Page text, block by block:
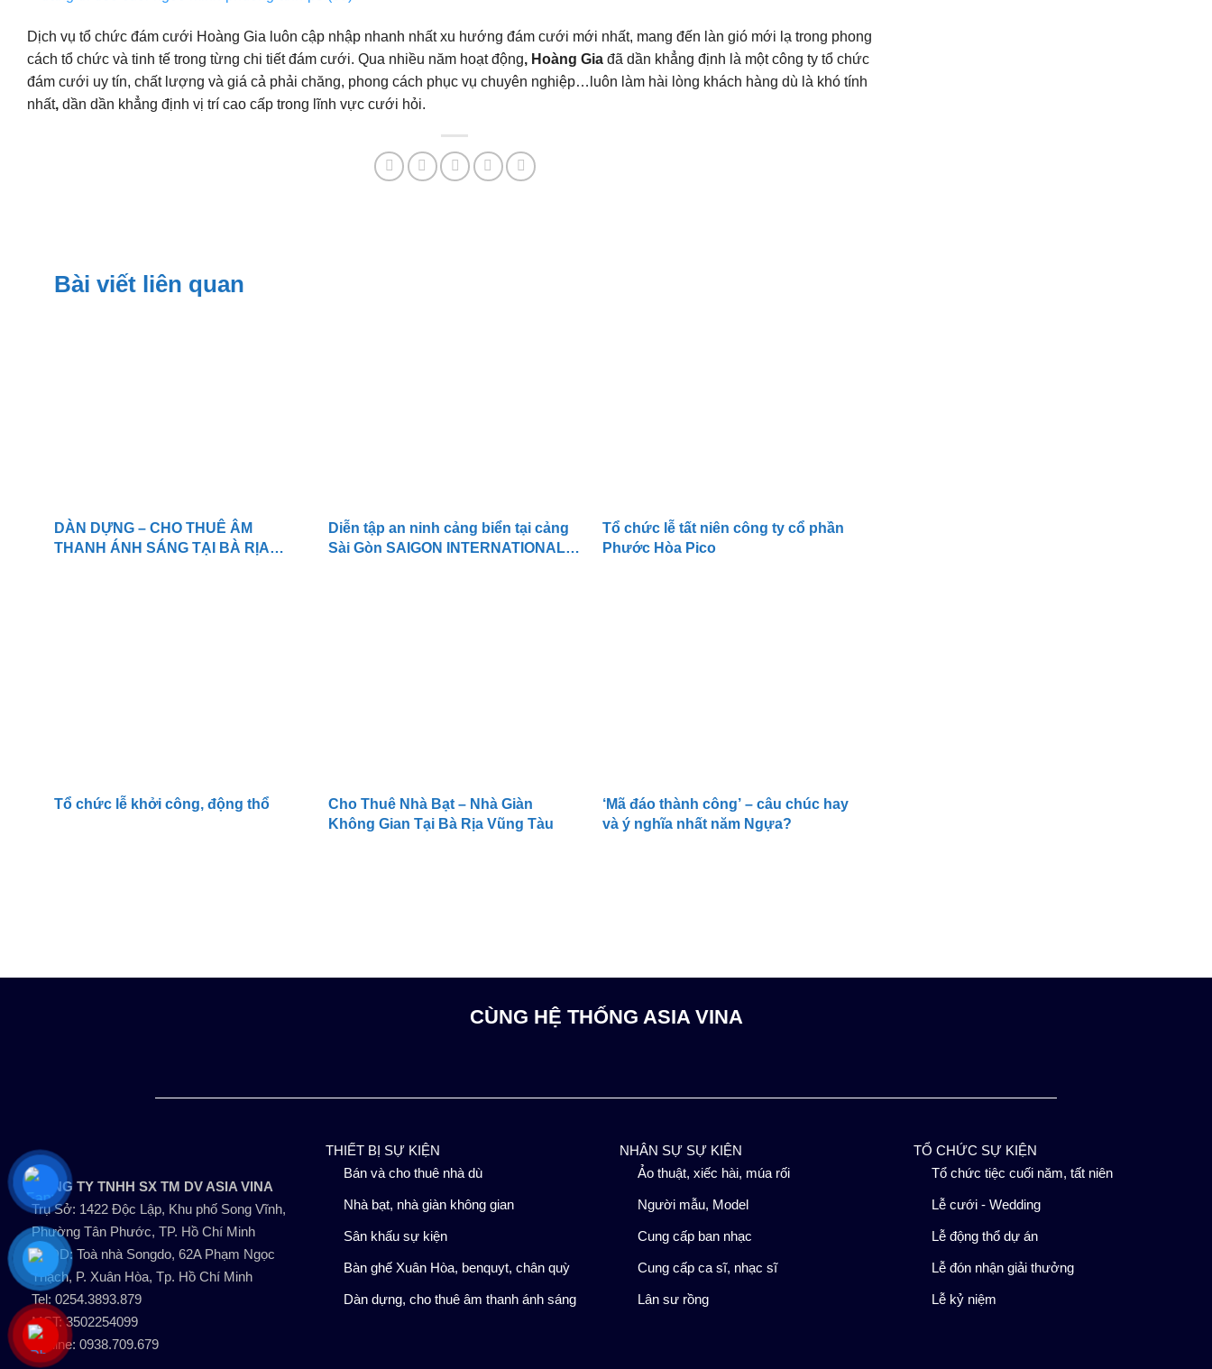
Dịch vụ tổ chức đám cưới Hoàng Gia luôn cập nhập nhanh nhất xu hướng đám cưới mới nhất, mang đến làn gió mới lạ trong phong
cách tổ chức và tinh tế trong từng chi tiết đám cưới. Qua nhiều năm hoạt động, Hoàng Gia đã dần khẳng định là một công ty tổ chức
đám cưới uy tín, chất lượng và giá cả phải chăng, phong cách phục vụ chuyên nghiệp…luôn làm hài lòng khách hàng dù là khó tính
nhất, dần dần khẳng định vị trí cao cấp trong lĩnh vực cưới hỏi.
Bài viết liên quan
DÀN DỰNG – CHO THUÊ ÂM
THANH ÁNH SÁNG TẠI BÀ RỊA
Diễn tập an ninh cảng biển tại cảng
Sài Gòn SAIGON INTERNATIONAL
Tổ chức lễ tất niên công ty cổ phần
Phước Hòa Pico
Tổ chức lễ khởi công, động thổ
Cho Thuê Nhà Bạt – Nhà Giàn
Không Gian Tại Bà Rịa Vũng Tàu
‘Mã đáo thành công’ – câu chúc hay
và ý nghĩa nhất năm Ngựa?
CÙNG HỆ THỐNG ASIA VINA
CÔNG TY TNHH SX TM DV ASIA VINA
Trụ Sở: 1422 Độc Lập, Khu phố Song Vĩnh,
Phường Tân Phước, TP. Hồ Chí Minh
VPĐD: Toà nhà Songdo, 62A Phạm Ngọc
Thạch, P. Xuân Hòa, Tp. Hồ Chí Minh
Tel: 0254.3893.879
MST: 3502254099
Hotline: 0938.709.679
THIẾT BỊ SỰ KIỆN
Bán và cho thuê nhà dù
Nhà bạt, nhà giàn không gian
Sân khấu sự kiện
Bàn ghế Xuân Hòa, benquyt, chân quỳ
Dàn dựng, cho thuê âm thanh ánh sáng
NHÂN SỰ SỰ KIỆN
Ảo thuật, xiếc hài, múa rối
Người mẫu, Model
Cung cấp ban nhạc
Cung cấp ca sĩ, nhạc sĩ
Lân sư rồng
TỔ CHỨC SỰ KIỆN
Tổ chức tiệc cuối năm, tất niên
Lễ cưới - Wedding
Lễ động thổ dự án
Lễ đón nhận giải thưởng
Lễ kỷ niệm